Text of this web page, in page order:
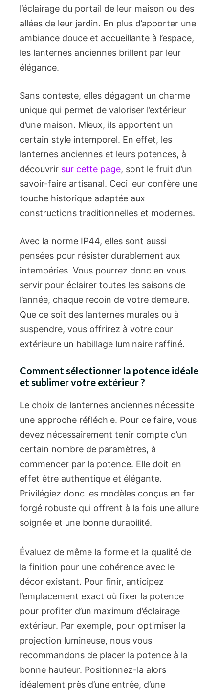
l’éclairage du portail de leur maison ou des
allées de leur jardin. En plus d’apporter une
ambiance douce et accueillante à l’espace,
les lanternes anciennes brillent par leur
élégance.
Sans conteste, elles dégagent un charme
unique qui permet de valoriser l’extérieur
d’une maison. Mieux, ils apportent un
certain style intemporel. En effet, les
lanternes anciennes et leurs potences, à
découvrir sur cette page, sont le fruit d’un
savoir-faire artisanal. Ceci leur confère une
touche historique adaptée aux
constructions traditionnelles et modernes.
Avec la norme IP44, elles sont aussi
pensées pour résister durablement aux
intempéries. Vous pourrez donc en vous
servir pour éclairer toutes les saisons de
l’année, chaque recoin de votre demeure.
Que ce soit des lanternes murales ou à
suspendre, vous offrirez à votre cour
extérieure un habillage luminaire raffiné.
Comment sélectionner la potence idéale
et sublimer votre extérieur ?
Le choix de lanternes anciennes nécessite
une approche réfléchie. Pour ce faire, vous
devez nécessairement tenir compte d’un
certain nombre de paramètres, à
commencer par la potence. Elle doit en
effet être authentique et élégante.
Privilégiez donc les modèles conçus en fer
forgé robuste qui offrent à la fois une allure
soignée et une bonne durabilité.
Évaluez de même la forme et la qualité de
la finition pour une cohérence avec le
décor existant. Pour finir, anticipez
l’emplacement exact où fixer la potence
pour profiter d’un maximum d’éclairage
extérieur. Par exemple, pour optimiser la
projection lumineuse, nous vous
recommandons de placer la potence à la
bonne hauteur. Positionnez-la alors
idéalement près d’une entrée, d’une